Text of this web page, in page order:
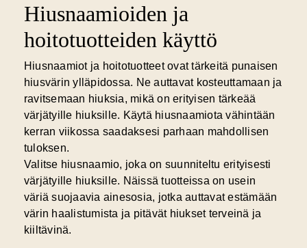
Hiusnaamioiden ja
hoitotuotteiden käyttö
Hiusnaamiot ja hoitotuotteet ovat tärkeitä punaisen
hiusvärin ylläpidossa. Ne auttavat kosteuttamaan ja
ravitsemaan hiuksia, mikä on erityisen tärkeää
värjätyille hiuksille. Käytä hiusnaamiota vähintään
kerran viikossa saadaksesi parhaan mahdollisen
tuloksen.
Valitse hiusnaamio, joka on suunniteltu erityisesti
värjätyille hiuksille. Näissä tuotteissa on usein
väriä suojaavia ainesosia, jotka auttavat estämään
värin haalistumista ja pitävät hiukset terveinä ja
kiiltävinä.